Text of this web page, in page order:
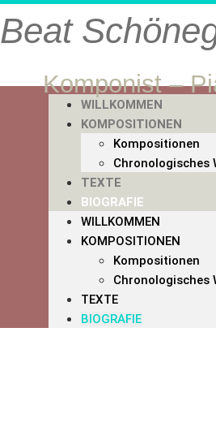
Beat
Komponist –
WILLKOMMEN
KOMPOSITIONEN
Kompositionen
Chronologisches
TEXTE
BIOGRAFIE
WILLKOMMEN
KOMPOSITIONEN
Kompositionen
Chronologisches
TEXTE
BIOGRAFIE